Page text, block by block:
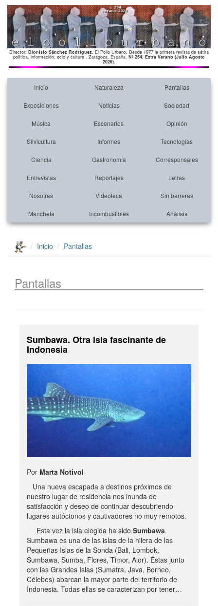
Director: Dionisio Sánchez Rodríguez. El Pollo Urbano. Desde 1977 la primera revista de sátira
política, información, ocio y cultura . Zaragoza. España. Nº 254. Extra Verano (Julio Agosto
2026).
Inicio Naturaleza Pantallas
Exposiciones Noticias Sociedad
Música Escenarios Opinión
Silvicultura Informes Tecnologías
Ciencia Gastronomía Corresponsales
Entrevistas Reportajes Letras
Nosotras Videoteca Sin barreras
Mancheta Incombustibles Análisis
Inicio Pantallas
Pantallas
Sumbawa. Otra isla fascinante de
Indonesia
Por Marta Notivol
Una nueva escapada a destinos próximos de
nuestro lugar de residencia nos inunda de
satisfacción y deseo de continuar descubriendo
lugares autóctonos y cautivadores no muy remotos.
Esta vez la isla elegida ha sido Sumbawa.
Sumbawa es una de las islas de la hilera de las
Pequeñas Islas de la Sonda (Bali, Lombok,
Sumbawa, Sumba, Flores, Timor, Alor). Éstas junto
con las Grandes Islas (Sumatra, Java, Borneo,
Célebes) abarcan la mayor parte del territorio de
Indonesia. Todas ellas se caracterizan por tener…